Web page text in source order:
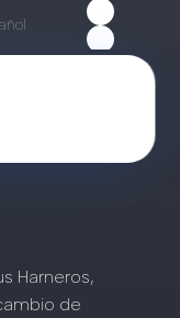
Harneros,
de